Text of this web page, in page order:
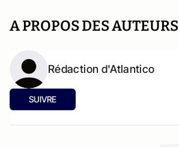
A PROPOS DES AUTEURS
Rédaction d'Atlantico
SUIVRE